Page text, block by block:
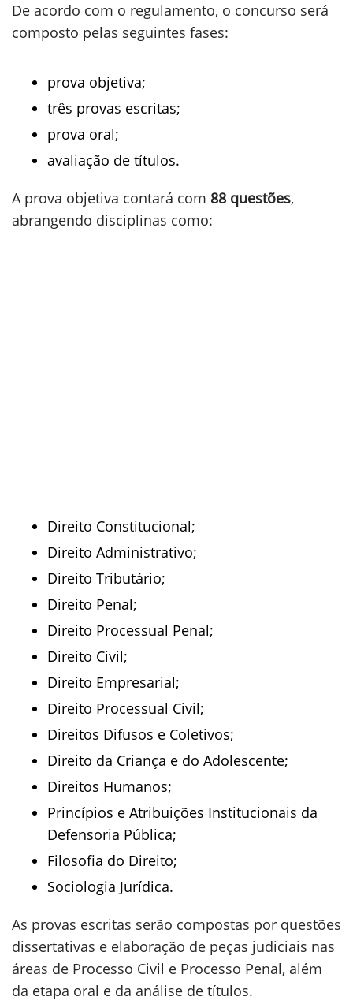
De acordo com o regulamento, o concurso será
composto pelas seguintes fases:
prova objetiva;
três provas escritas;
prova oral;
avaliação de títulos.
A prova objetiva contará com 88 questões,
abrangendo disciplinas como:
Direito Constitucional;
Direito Administrativo;
Direito Tributário;
Direito Penal;
Direito Processual Penal;
Direito Civil;
Direito Empresarial;
Direito Processual Civil;
Direitos Difusos e Coletivos;
Direito da Criança e do Adolescente;
Direitos Humanos;
Princípios e Atribuições Institucionais da
Defensoria Pública;
Filosofia do Direito;
Sociologia Jurídica.
As provas escritas serão compostas por questões
dissertativas e elaboração de peças judiciais nas
áreas de Processo Civil e Processo Penal, além
da etapa oral e da análise de títulos.